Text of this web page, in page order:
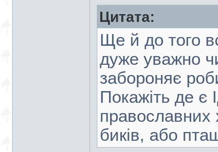
Цитата:
Ще й до того
дуже уважно
забороняє
Покажіть де є
православних
биків, або